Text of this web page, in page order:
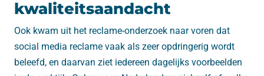
kwaliteitsaandacht
Ook kwam uit het reclame-onderzoek naar voren dat
social media reclame vaak als zeer opdringerig wordt
beleefd, en daarvan ziet iedereen dagelijks voorbeelden